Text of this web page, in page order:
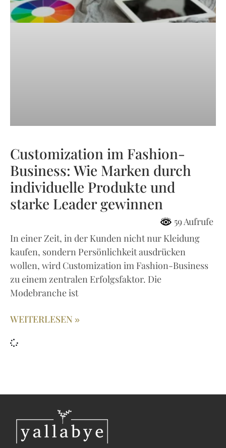
Customization im Fashion-
Business: Wie Marken durch
individuelle Produkte und
starke Leader gewinnen
59 Aufrufe
In einer Zeit, in der Kunden nicht nur Kleidung
kaufen, sondern Persönlichkeit ausdrücken
wollen, wird Customization im Fashion-Business
zu einem zentralen Erfolgsfaktor. Die
Modebranche ist
WEITERLESEN »